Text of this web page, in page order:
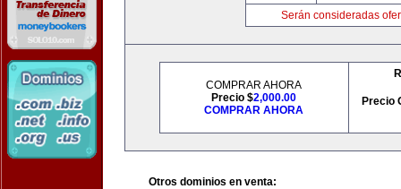
Serán consideradas
COMPRAR AHORA
Precio $2,000.00
COMPRAR AHORA
Precio
Otros dominios en venta: